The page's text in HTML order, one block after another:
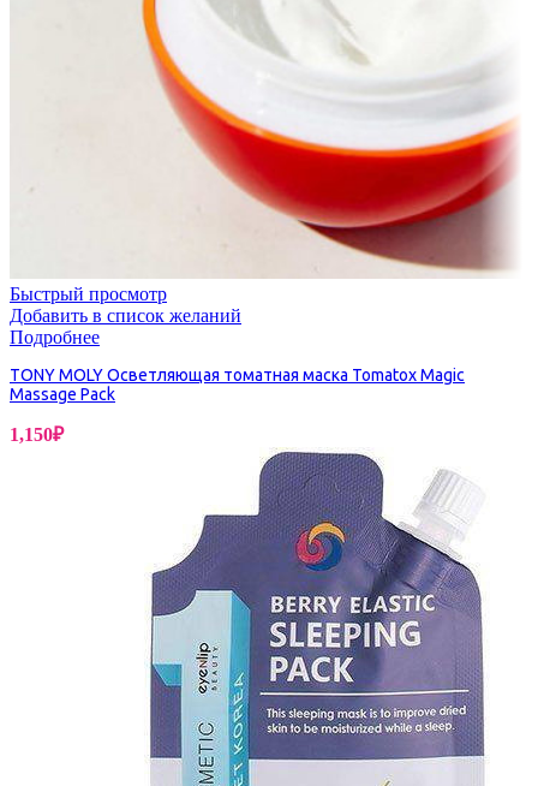
Быстрый просмотр
Добавить в список желаний
Подробнее
TONY MOLY Осветляющая томатная маска Tomatox Magic
Massage Pack
1,150₽